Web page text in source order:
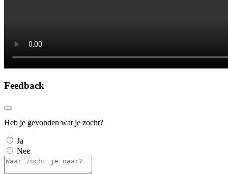
Feedback
Heb je gevonden wat je zocht?
Ja
Nee